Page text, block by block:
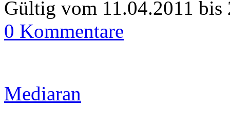
Gültig vom 11.04.2011 bis
0 Kommentare
Mediaran